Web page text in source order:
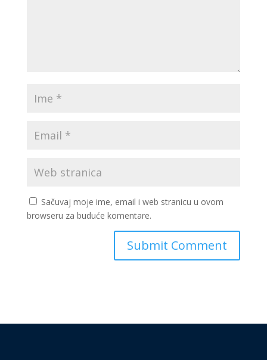
Sačuvaj moje ime, email i web stranicu u ovom
browseru za buduće komentare.